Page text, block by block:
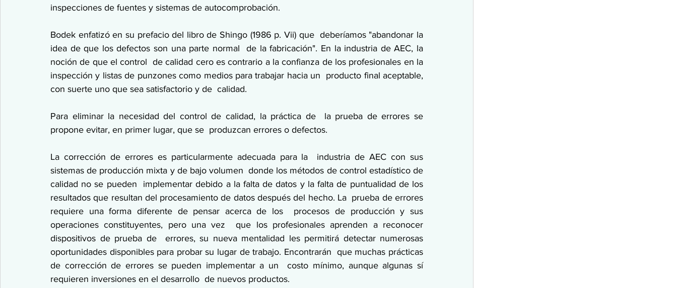
inspecciones de fuentes y sistemas de autocomprobación.
Bodek enfatizó en su prefacio del libro de Shingo (1986 p. Vii) que  deberíamos "abandonar la
idea de que los defectos son una parte normal  de la fabricación". En la industria de AEC, la
noción de que el control  de calidad cero es contrario a la confianza de los profesionales en la
inspección y listas de punzones como medios para trabajar hacia un  producto final aceptable,
con suerte uno que sea satisfactorio y de  calidad.
Para eliminar la necesidad del control de calidad, la práctica de  la prueba de errores se
propone evitar, en primer lugar, que se  produzcan errores o defectos.
La corrección de errores es particularmente adecuada para la  industria de AEC con sus
sistemas de producción mixta y de bajo volumen  donde los métodos de control estadístico de
calidad no se pueden  implementar debido a la falta de datos y la falta de puntualidad de los
resultados que resultan del procesamiento de datos después del hecho. La  prueba de errores
requiere una forma diferente de pensar acerca de los  procesos de producción y sus
operaciones constituyentes, pero una vez  que los profesionales aprenden a reconocer
dispositivos de prueba de  errores, su nueva mentalidad les permitirá detectar numerosas
oportunidades disponibles para probar su lugar de trabajo. Encontrarán  que muchas prácticas
de corrección de errores se pueden implementar a un  costo mínimo, aunque algunas sí
requieren inversiones en el desarrollo  de nuevos productos.